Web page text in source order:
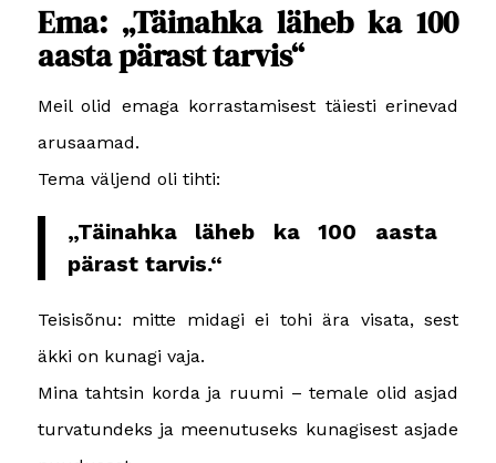
Ema: „Täinahka läheb ka 100
aasta pärast tarvis“
Meil olid emaga korrastamisest täiesti erinevad
arusaamad.
Tema väljend oli tihti:
„Täinahka läheb ka 100 aasta
pärast tarvis.“
Teisisõnu: mitte midagi ei tohi ära visata, sest
äkki on kunagi vaja.
Mina tahtsin korda ja ruumi – temale olid asjad
turvatundeks ja meenutuseks kunagisest asjade